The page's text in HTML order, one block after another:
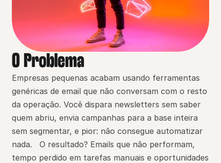
O Problema
Empresas pequenas acabam usando ferramentas
genéricas de email que não conversam com o resto
da operação. Você dispara newsletters sem saber
quem abriu, envia campanhas para a base inteira
sem segmentar, e pior: não consegue automatizar
nada.   O resultado? Emails que não performam,
tempo perdido em tarefas manuais e oportunidades